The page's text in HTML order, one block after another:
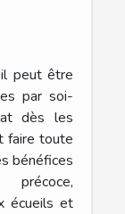
peut être
par soi-
dès les
faire toute
bénéfices
écueils et